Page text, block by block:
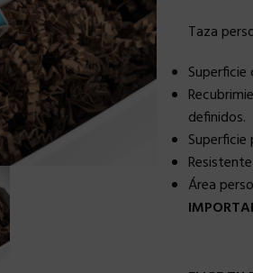
Taza
definidos.
Área